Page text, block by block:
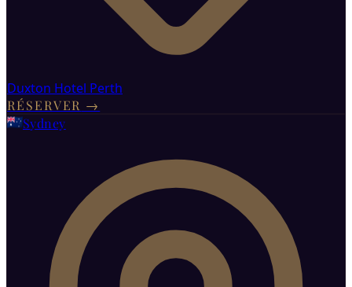
Duxton Hotel Perth
RÉSERVER →
Sydney